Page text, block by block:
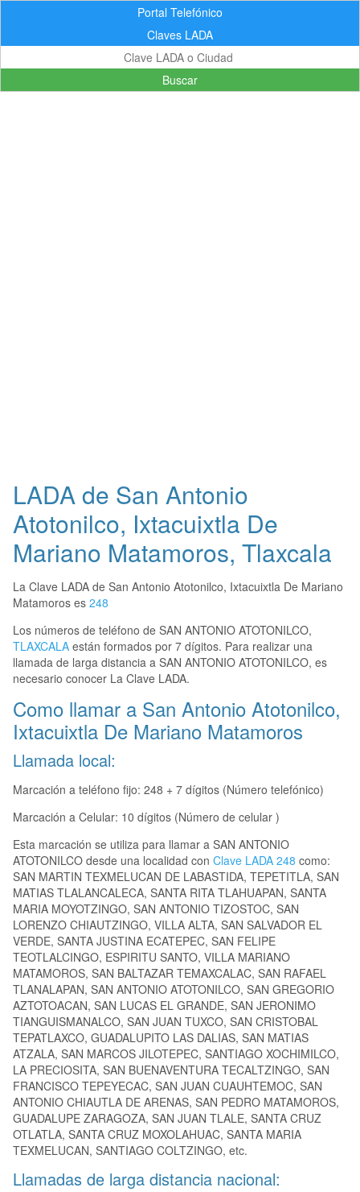
Portal Telefónico
Claves LADA
Buscar
LADA de San Antonio
Atotonilco, Ixtacuixtla De
Mariano Matamoros, Tlaxcala
La Clave LADA de San Antonio Atotonilco, Ixtacuixtla De Mariano
Matamoros es 248
Los números de teléfono de SAN ANTONIO ATOTONILCO,
TLAXCALA están formados por 7 dígitos. Para realizar una
llamada de larga distancia a SAN ANTONIO ATOTONILCO, es
necesario conocer La Clave LADA.
Como llamar a San Antonio Atotonilco,
Ixtacuixtla De Mariano Matamoros
Llamada local:
Marcación a teléfono fijo: 248 + 7 dígitos (Número telefónico)
Marcación a Celular: 10 dígitos (Número de celular )
Esta marcación se utiliza para llamar a SAN ANTONIO
ATOTONILCO desde una localidad con Clave LADA 248 como:
SAN MARTIN TEXMELUCAN DE LABASTIDA, TEPETITLA, SAN
MATIAS TLALANCALECA, SANTA RITA TLAHUAPAN, SANTA
MARIA MOYOTZINGO, SAN ANTONIO TIZOSTOC, SAN
LORENZO CHIAUTZINGO, VILLA ALTA, SAN SALVADOR EL
VERDE, SANTA JUSTINA ECATEPEC, SAN FELIPE
TEOTLALCINGO, ESPIRITU SANTO, VILLA MARIANO
MATAMOROS, SAN BALTAZAR TEMAXCALAC, SAN RAFAEL
TLANALAPAN, SAN ANTONIO ATOTONILCO, SAN GREGORIO
AZTOTOACAN, SAN LUCAS EL GRANDE, SAN JERONIMO
TIANGUISMANALCO, SAN JUAN TUXCO, SAN CRISTOBAL
TEPATLAXCO, GUADALUPITO LAS DALIAS, SAN MATIAS
ATZALA, SAN MARCOS JILOTEPEC, SANTIAGO XOCHIMILCO,
LA PRECIOSITA, SAN BUENAVENTURA TECALTZINGO, SAN
FRANCISCO TEPEYECAC, SAN JUAN CUAUHTEMOC, SAN
ANTONIO CHIAUTLA DE ARENAS, SAN PEDRO MATAMOROS,
GUADALUPE ZARAGOZA, SAN JUAN TLALE, SANTA CRUZ
OTLATLA, SANTA CRUZ MOXOLAHUAC, SANTA MARIA
TEXMELUCAN, SANTIAGO COLTZINGO, etc.
Llamadas de larga distancia nacional: